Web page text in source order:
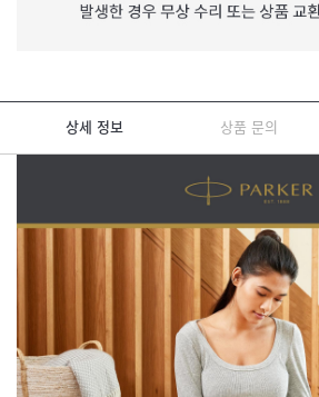
상세 정보 상품 문의